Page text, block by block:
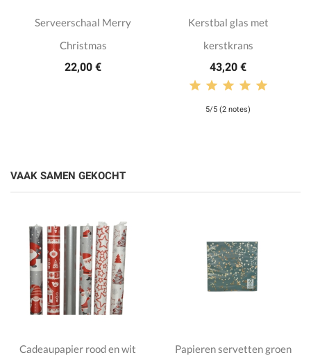
Serveerschaal Merry
Christmas
22,00 €
Kerstbal glas met
kerstkrans
43,20 €
5/5 (2 notes)
VAAK SAMEN GEKOCHT
Cadeaupapier rood en wit Papieren servetten groen